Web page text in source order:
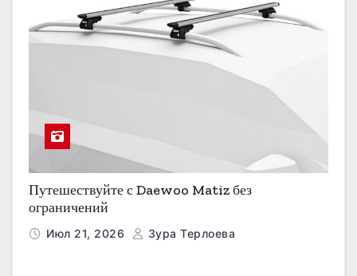
Путешествуйте с Daewoo Matiz без
ограничений
Июл 21, 2026 Зура Терлоева